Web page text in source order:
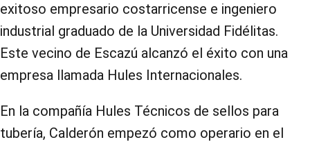
exitoso empresario costarricense e ingeniero
industrial graduado de la Universidad Fidélitas.
Este vecino de Escazú alcanzó el éxito con una
empresa llamada Hules Internacionales.
En la compañía Hules Técnicos de sellos para
tubería, Calderón empezó como operario en el